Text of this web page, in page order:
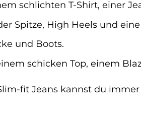
schlichten T-Shirt, einer
Spitze, High Heels und
und Boots.
schicken Top, einem
fit Jeans kannst du